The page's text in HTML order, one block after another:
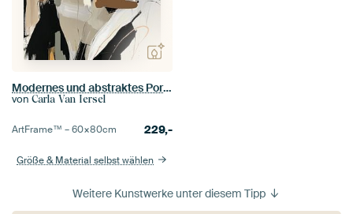
Modernes und abstraktes Porträt in Erdtönen.
von Carla Van Iersel
ArtFrame™ –60×80cm 229,-
Größe & Material selbst wählen
Weitere Kunstwerke unter diesem Tipp